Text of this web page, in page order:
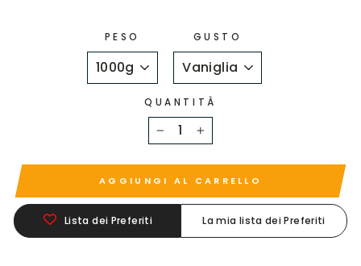
PESO GUSTO
QUANTITÀ
+
AGGIUNGI AL CARRELLO
Lista dei Preferiti La mia lista dei Preferiti